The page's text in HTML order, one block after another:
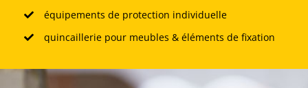
équipements de protection individuelle
quincaillerie pour meubles & éléments de fixation